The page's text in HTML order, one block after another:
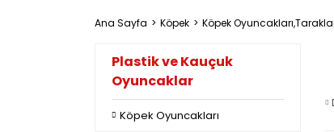
Ana Sayfa Köpek Köpek
Plastik ve Kauçuk
Oyuncaklar
Köpek Oyuncakları